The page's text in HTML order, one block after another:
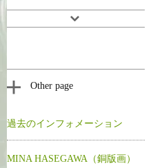
Other page
過去のインフォメーション
MINA HASEGAWA（銅版画）